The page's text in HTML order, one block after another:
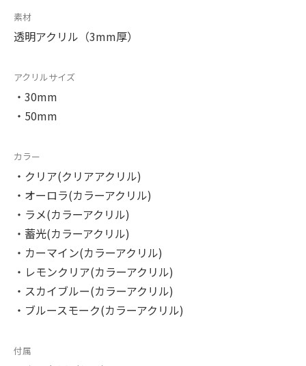
素材
透明アクリル（3mm厚）
アクリルサイズ
・30mm
・50mm
カラー
・クリア(クリアアクリル)
・オーロラ(カラーアクリル)
・ラメ(カラーアクリル)
・蓄光(カラーアクリル)
・カーマイン(カラーアクリル)
・レモンクリア(カラーアクリル)
・スカイブルー(カラーアクリル)
・ブルースモーク(カラーアクリル)
付属